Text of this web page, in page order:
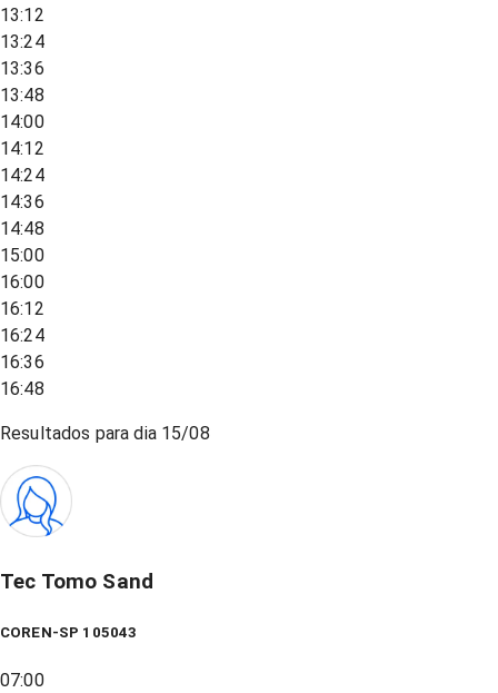
13:12
13:24
13:36
13:48
14:00
14:12
14:24
14:36
14:48
15:00
16:00
16:12
16:24
16:36
16:48
Resultados para dia 15/08
Tec Tomo Sand
COREN-SP 105043
07:00